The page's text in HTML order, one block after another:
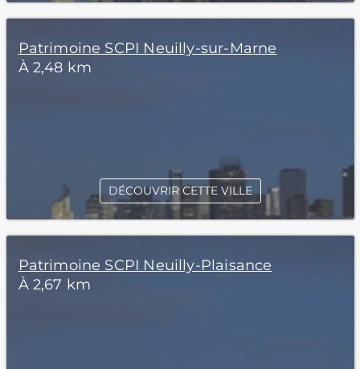
Patrimoine SCPI Neuilly-sur-Marne
À 2,48 km
DÉCOUVRIR CETTE VILLE
Patrimoine SCPI Neuilly-Plaisance
À 2,67 km